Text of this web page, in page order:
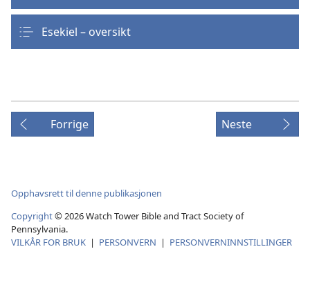
Esekiel – oversikt
Forrige Neste
Opphavsrett til denne publikasjonen
Copyright© 2026 Watch Tower Bible and Tract Society of
Pennsylvania.
VILKÅR FOR BRUK | PERSONVERN | PERSONVERNINNSTILLINGER